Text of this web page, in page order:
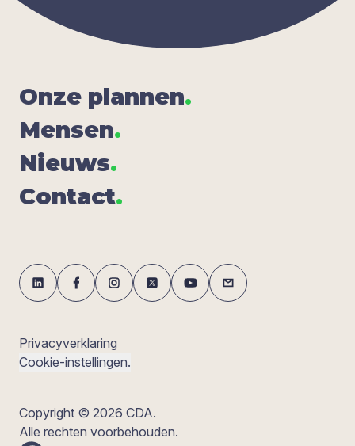
Onze plan­nen.
Men­sen.
Nieuws.
Con­tact.
Privacyverklaring
Cookie-instellingen.
Copyright © 2026 CDA.
Alle rechten voorbehouden.